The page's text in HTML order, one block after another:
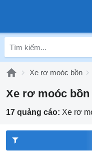
Xe rơ moóc bồn
Xe rơ moóc bồn
17 quảng cáo: Xe rơ